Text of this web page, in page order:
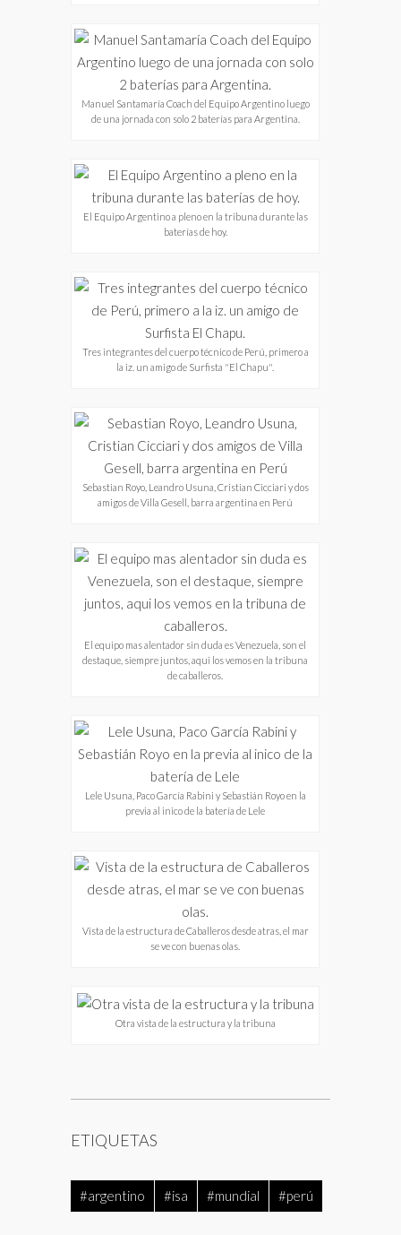
Manuel Santamaría Coach del Equipo Argentino luego
de una jornada con solo 2 baterías para Argentina.
El Equipo Argentino a pleno en la tribuna durante las
baterías de hoy.
Tres integrantes del cuerpo técnico de Perú, primero a
la iz. un amigo de Surfista "El Chapu".
Sebastian Royo, Leandro Usuna, Cristian Cicciari y dos
amigos de Villa Gesell, barra argentina en Perú
El equipo mas alentador sin duda es Venezuela, son el
destaque, siempre juntos, aqui los vemos en la tribuna
de caballeros.
Lele Usuna, Paco García Rabini y Sebastián Royo en la
previa al inico de la batería de Lele
Vista de la estructura de Caballeros desde atras, el mar
se ve con buenas olas.
Otra vista de la estructura y la tribuna
ETIQUETAS
#argentino #isa #mundial #perú